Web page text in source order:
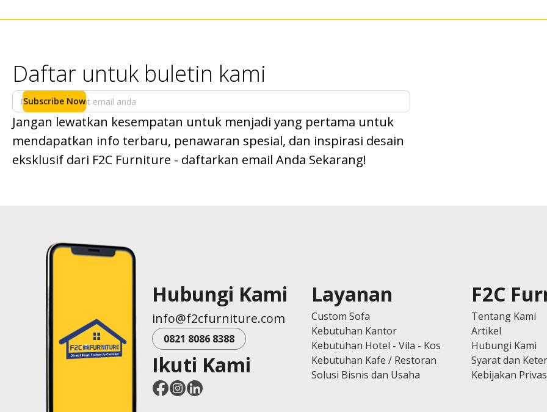
Daftar untuk buletin kami
Subscribe Now
Jangan lewatkan kesempatan untuk menjadi yang pertama untuk
mendapatkan info terbaru, penawaran spesial, dan inspirasi desain
eksklusif dari F2C Furniture - daftarkan email Anda Sekarang!
Hubungi Kami
info@f2cfurniture.com
0821 8086 8388
Ikuti Kami
Layanan
Custom Sofa
Kebutuhan Kantor
Kebutuhan Hotel - Vila - Kos
Kebutuhan Kafe / Restoran
Solusi Bisnis dan Usaha
F2C
Tentang Kami
Artikel
Hubungi Kami
Syarat dan
Kebijakan